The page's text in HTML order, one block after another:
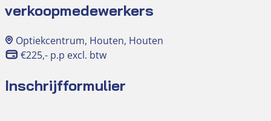
verkoopmedewerkers
Optiekcentrum, Houten, Houten
€225,- p.p excl. btw
Inschrijfformulier